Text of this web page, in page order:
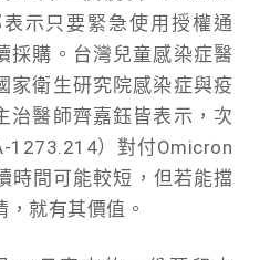
示只要緊急使用授權通
採購。台灣兒童感染症醫
家衛生研究院感染症與疫
治醫師齊嘉鈺皆表示，次
1273.214）對付Omicron
時間可能較短，但若能擋
就有其價值。